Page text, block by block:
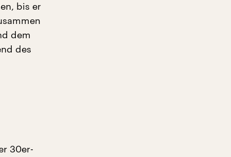
bis er
dem
des
30er-